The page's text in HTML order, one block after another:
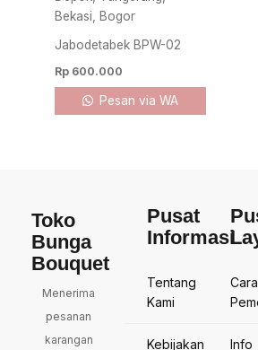
Jabodetabek BPW-02
Rp 600.000
Pesan via WA
Toko
Bunga
Bouquet
Menerima
pesanan
karangan
Pusat
Informasi
Tentang
Kami
Kebijakan
Cara
Info